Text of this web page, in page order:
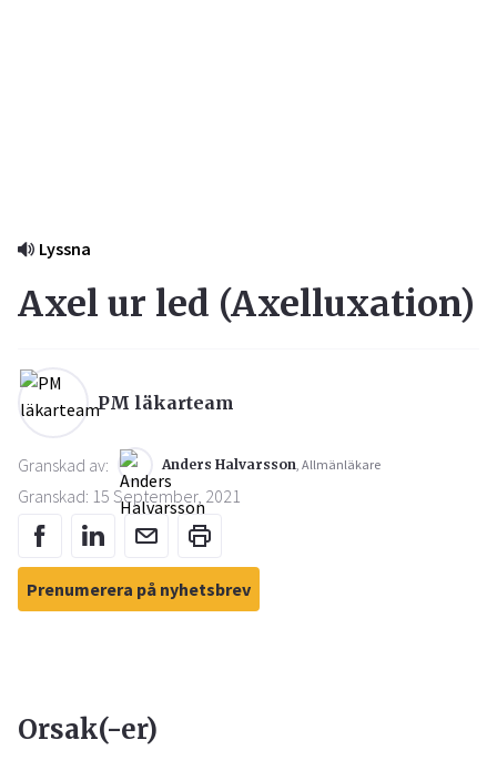
Lyssna
Axel ur led (Axelluxation)
PM läkarteam
Granskad av: Anders Halvarsson, Allmänläkare
Granskad: 15 September, 2021
Prenumerera på nyhetsbrev
Orsak(-er)